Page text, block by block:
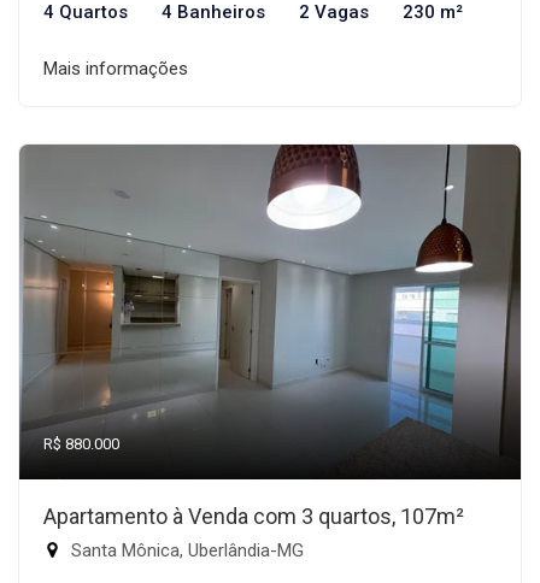
4 Quartos 4 Banheiros 2 Vagas 230 m²
Mais informações
R$ 880.000
Apartamento à Venda com 3 quartos, 107m²
Santa Mônica, Uberlândia-MG